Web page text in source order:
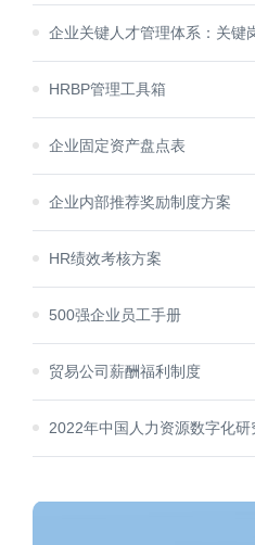
企业关键人才管理体系：关键
HRBP管理工具箱
企业固定资产盘点表
企业内部推荐奖励制度方案
HR绩效考核方案
500强企业员工手册
贸易公司薪酬福利制度
2022年中国人力资源数字化研